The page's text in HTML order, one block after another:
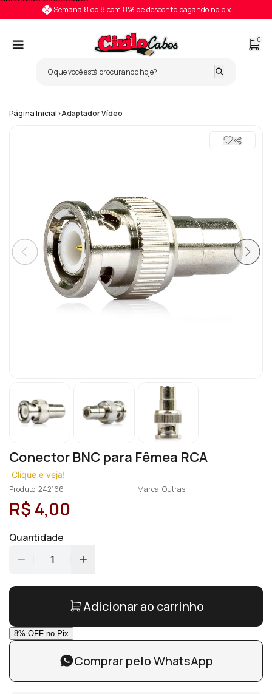
Semana 8 do 8 com 8% de desconto pagando no pix
0
Página Inicial>Adaptador Vídeo
Conector BNC para Fêmea RCA
Clique e veja!
Produto: 242166
Marca: Outras
R$ 4,00
Quantidade
1
Adicionar ao carrinho
Comprar pelo WhatsApp